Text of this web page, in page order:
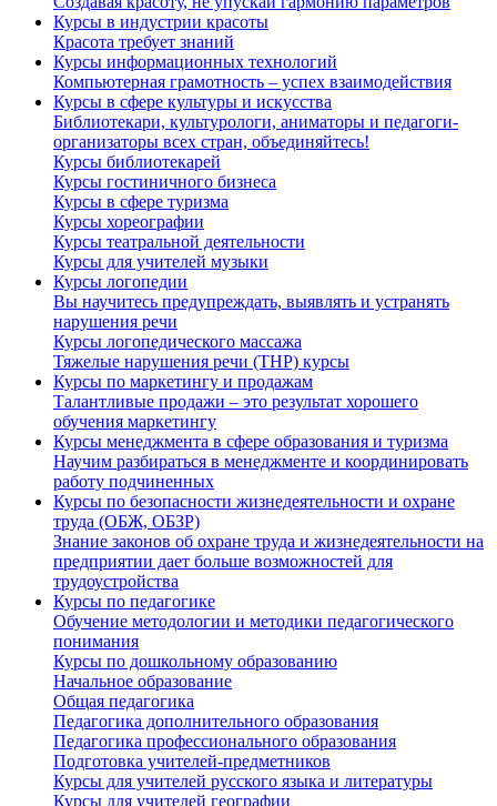
Курсы в индустрии красоты
Красота требует знаний
Курсы информационных технологий
Компьютерная грамотность – успех взаимодействия
Курсы в сфере культуры и искусства
Библиотекари, культурологи, аниматоры и педагоги-
организаторы всех стран, объединяйтесь!
Курсы библиотекарей
Курсы гостиничного бизнеса
Курсы в сфере туризма
Курсы хореографии
Курсы театральной деятельности
Курсы для учителей музыки
Курсы логопедии
Вы научитесь предупреждать, выявлять и устранять
нарушения речи
Курсы логопедического массажа
Тяжелые нарушения речи (ТНР) курсы
Курсы по маркетингу и продажам
Талантливые продажи – это результат хорошего
обучения маркетингу
Курсы менеджмента в сфере образования и туризма
Научим разбираться в менеджменте и координировать
работу подчиненных
Курсы по безопасности жизнедеятельности и охране
труда (ОБЖ, ОБЗР)
Знание законов об охране труда и жизнедеятельности на
предприятии дает больше возможностей для
трудоустройства
Курсы по педагогике
Обучение методологии и методики педагогического
понимания
Курсы по дошкольному образованию
Начальное образование
Общая педагогика
Педагогика дополнительного образования
Педагогика профессионального образования
Подготовка учителей-предметников
Курсы для учителей русского языка и литературы
Курсы для учителей географии